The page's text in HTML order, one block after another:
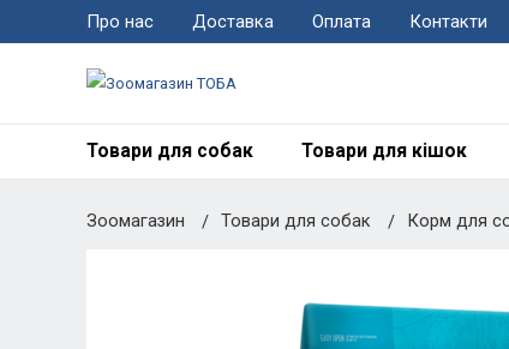
Про нас Доставка Оплата Контакти
Товари для собак Товари для кішок
Зоомагазин Товари для собак Корм для